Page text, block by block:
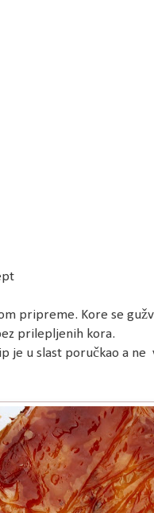
pripreme. Kore se
prilepljenih kora.
je u slast poručkao a ne